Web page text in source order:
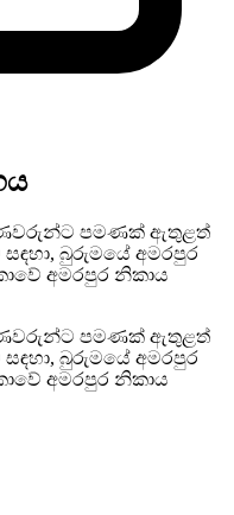
පමණක් ඇතුළත්
බුරුමයේ අමරපුර
අමරපුර නිකාය
පමණක් ඇතුළත්
බුරුමයේ අමරපුර
අමරපුර නිකාය